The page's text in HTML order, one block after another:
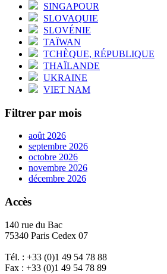
SINGAPOUR
SLOVAQUIE
SLOVÉNIE
TAÏWAN
TCHÈQUE, RÉPUBLIQUE
THAÏLANDE
UKRAINE
VIET NAM
Filtrer par mois
août 2026
septembre 2026
octobre 2026
novembre 2026
décembre 2026
Accès
140 rue du Bac
75340 Paris Cedex 07
Tél. : +33 (0)1 49 54 78 88
Fax : +33 (0)1 49 54 78 89